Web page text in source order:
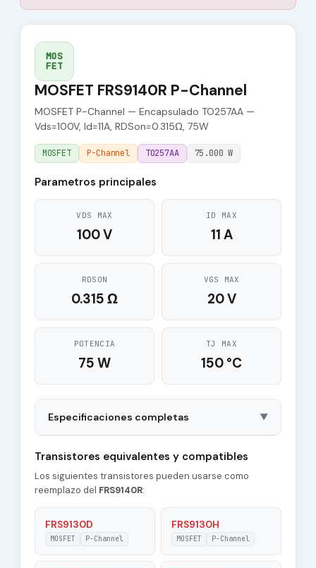
MOS
FET
MOSFET FRS9140R P-Channel
MOSFET P-Channel — Encapsulado TO257AA —
Vds=100V, Id=11A, RDSon=0.315Ω, 75W
MOSFET P-Channel TO257AA 75.000 W
Parametros principales
VDS MAX
100 V
ID MAX
11 A
RDSON
0.315 Ω
VGS MAX
20 V
POTENCIA
75 W
TJ MAX
150 °C
Especificaciones completas ▼
tr - Rise Time 456 nS
Type of Control
Channel
P-Channel
Drain Current
11 A
Transistores equivalentes y compatibles
Los siguientes transistores pueden usarse como
reemplazo del FRS9140R:
FRS9130D
MOSFET P-Channel
FRS9130H
MOSFET P-Channel